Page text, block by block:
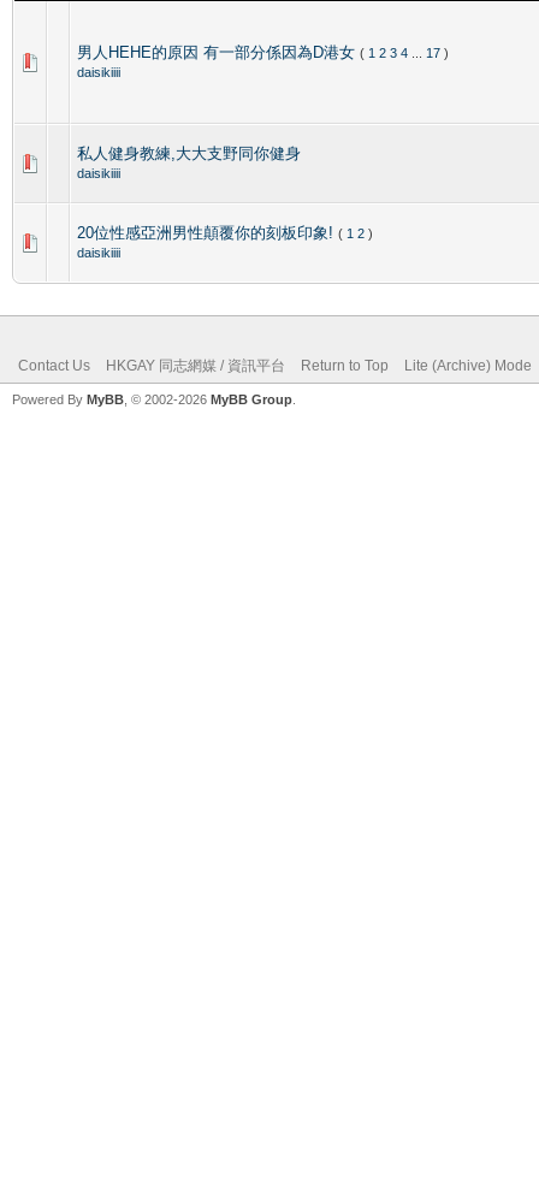
男人HEHE的原因 有一部分係因為D港女 ( 1 2 3 4 17 )
daisikiiii
私人健身教練,大大支野同你健身
daisikiiii
20位性感亞洲男性顛覆你的刻板印象! ( 1 2 )
daisikiiii
Contact Us HKGAY 同志網媒 / 資訊平台 Return to Top Lite (Archive) Mode
Powered By MyBB , © 2002-2026 MyBB Group